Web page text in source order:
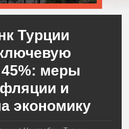
Турции
45%: меры
и
экономику